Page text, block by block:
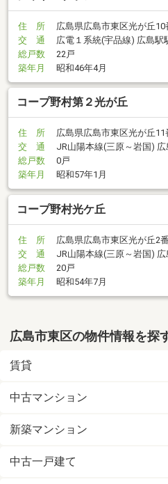
住 所
広島県広島市東区光が丘10
交 通
広電１系統(宇品線) 広島駅
総戸数
22戸
築年月
昭和46年4月
コープ野村第２光が丘
住 所
広島県広島市東区光が丘11
交 通
JR山陽本線(三原～岩国)
総戸数
0戸
築年月
昭和57年1月
コープ野村光ケ丘
住 所
広島県広島市東区光が丘2
交 通
JR山陽本線(三原～岩国)
総戸数
20戸
築年月
昭和54年7月
広島市東区の物件情報を探
賃貸
中古マンション
新築マンション
中古一戸建て